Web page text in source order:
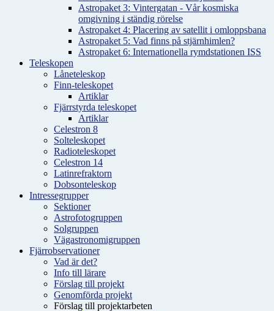
Astropaket 3: Vintergatan - Vår kosmiska
omgivning i ständig rörelse
Astropaket 4: Placering av satellit i omloppsbana
Astropaket 5: Vad finns på stjärnhimlen?
Astropaket 6: Internationella rymdstationen ISS
Teleskopen
Låneteleskop
Finn-teleskopet
Artiklar
Fjärrstyrda teleskopet
Artiklar
Celestron 8
Solteleskopet
Radioteleskopet
Celestron 14
Latinrefraktorn
Dobsonteleskop
Intressegrupper
Sektioner
Astrofotogruppen
Solgruppen
Vägastronomigruppen
Fjärrobservationer
Vad är det?
Info till lärare
Förslag till projekt
Genomförda projekt
Förslag till projektarbeten